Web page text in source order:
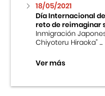
Fondo Editorial
Teatro Peruano
18/05/2021
Día Internacional
reto de reimaginar
Inmigración
Chiyoteru Hiraoka” ...
Ver más